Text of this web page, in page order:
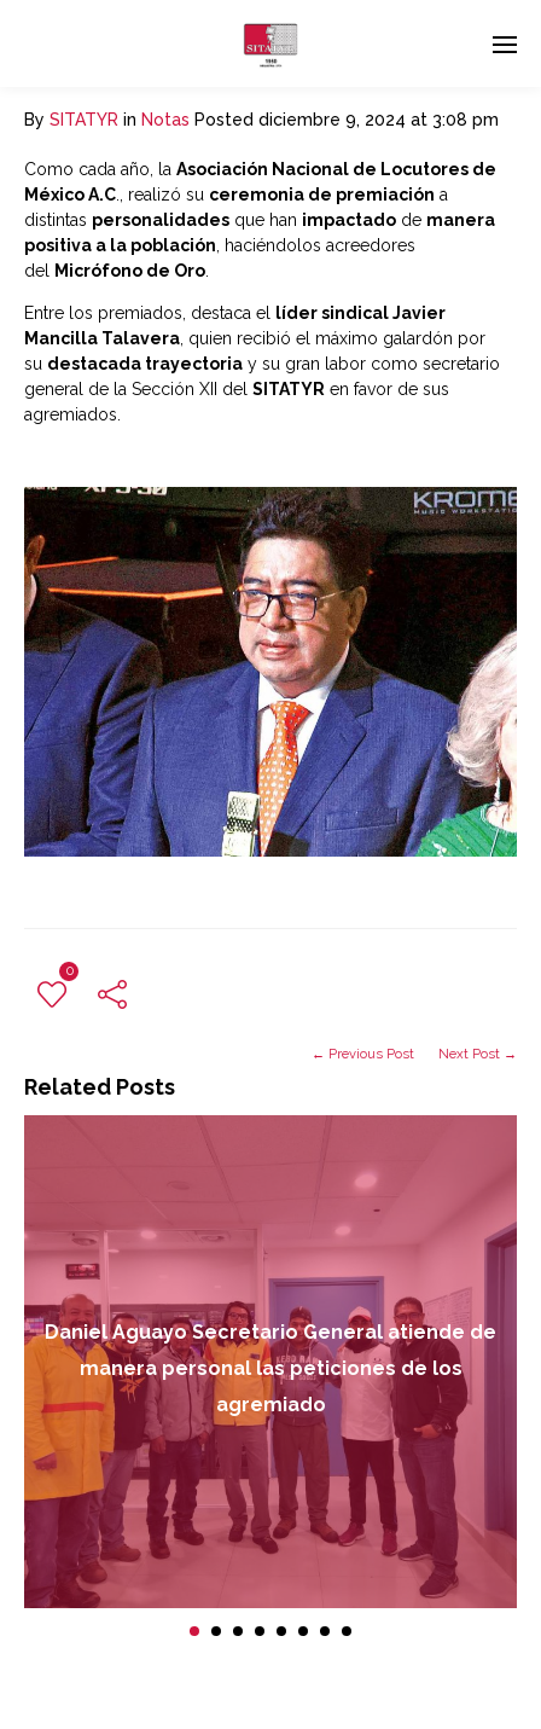
By SITATYR in Notas Posted diciembre 9, 2024 at 3:08 pm
Como cada año, la Asociación Nacional de Locutores de
México A.C ., realizó su ceremonia de premiación a
distintas personalidades que han impactado de manera
positiva a la población , haciéndolos acreedores
del
Micrófono de Oro
Entre los premiados, destaca el
líder sindical Javier
Mancilla Talavera , quien recibió el máximo galardón por
su destacada trayectoria y su gran labor como secretario
general de la Sección XII del SITATYR en favor de sus
agremiados.
0
Related Posts
← Previous Post Next Post →
Daniel Aguayo Secretario General atiende de
manera personal las peticiones de los
agremiado